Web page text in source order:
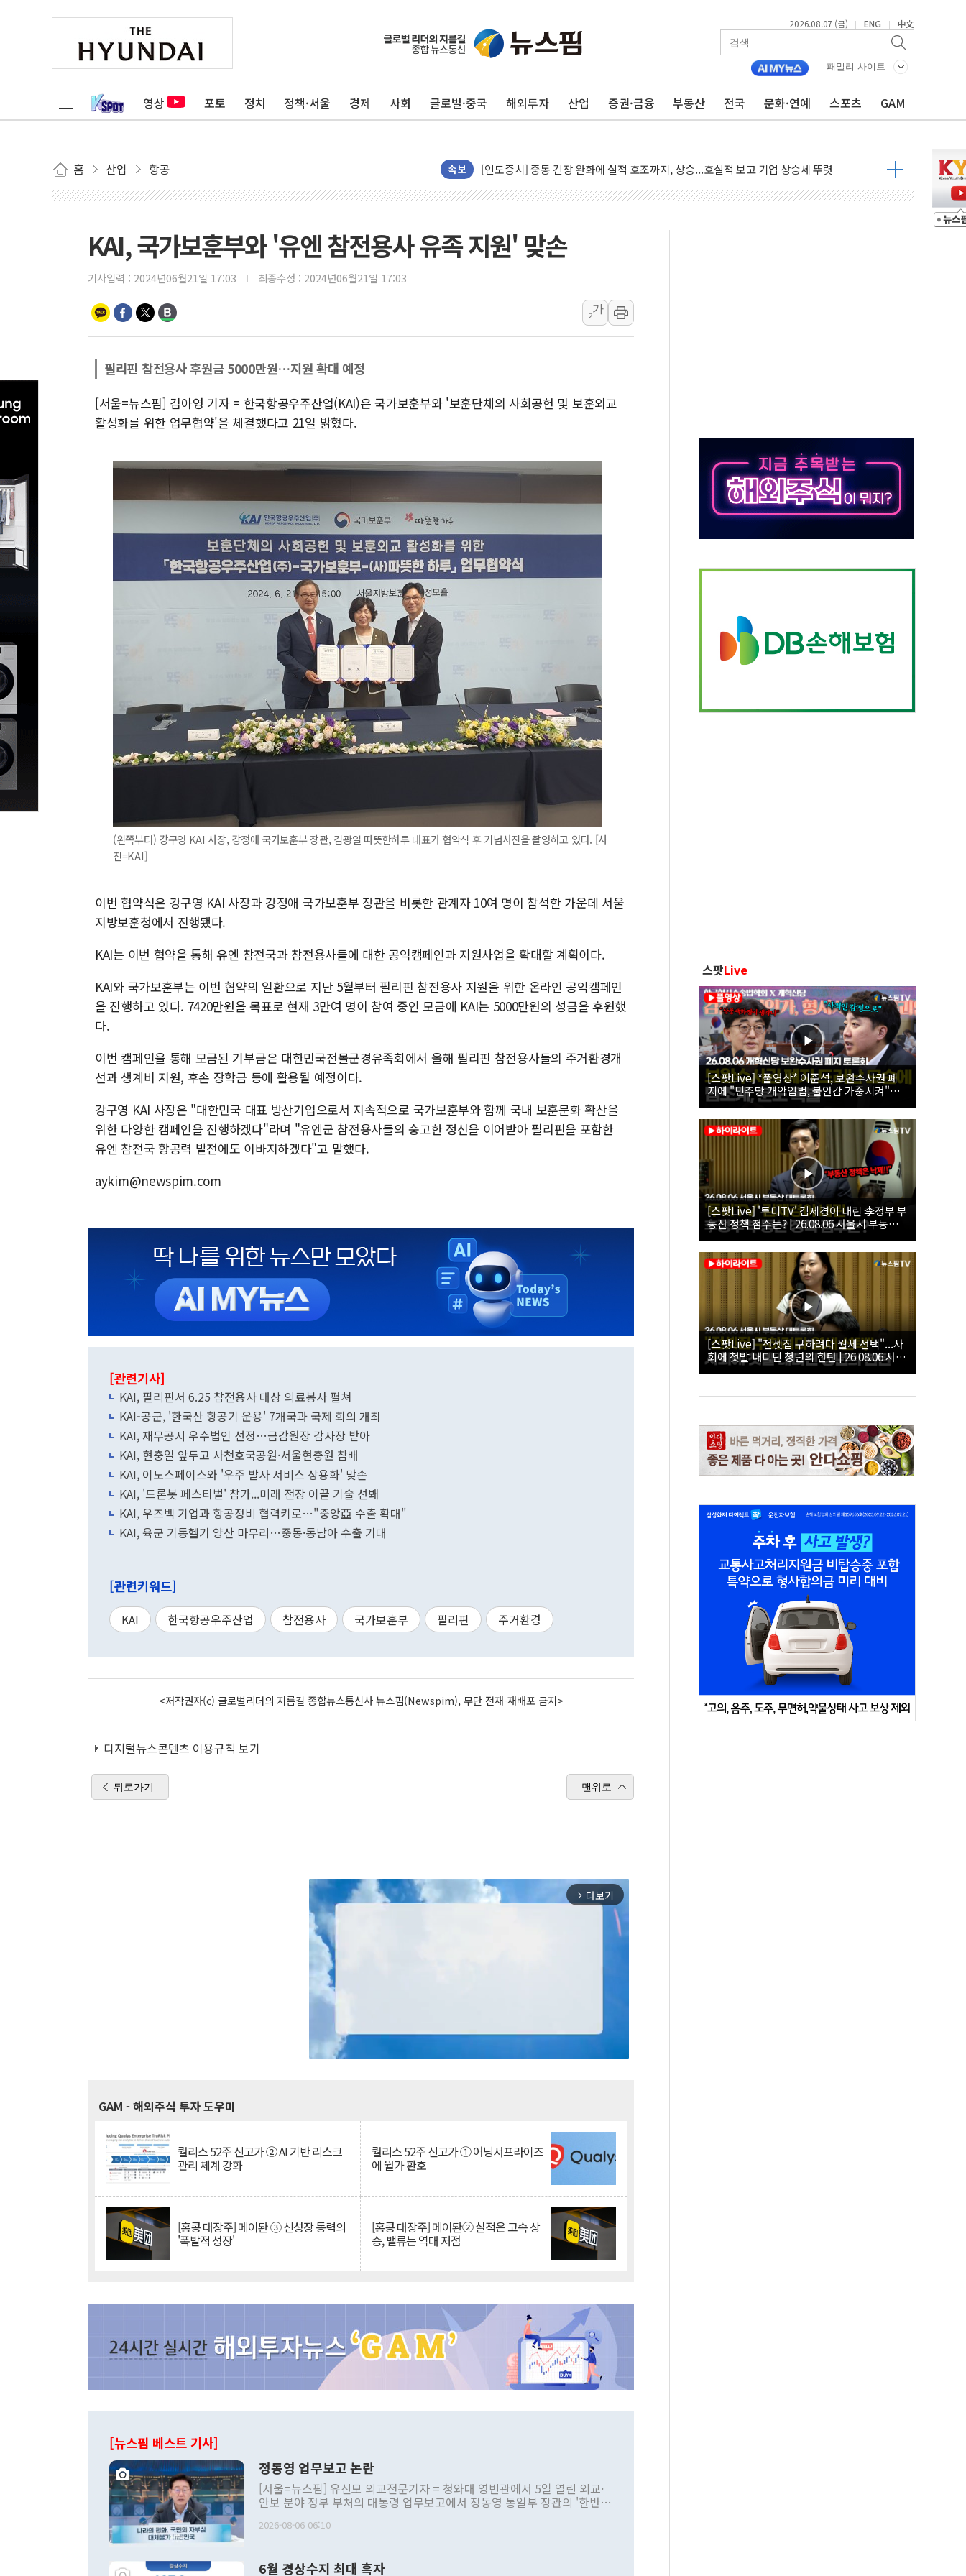
2026.08.07 (금) | ENG | 中文
패밀리 사이트
영상 포토 정치 정책·서울 경제 사회 글로벌·중국 해외투자 산업 증권·금융 부동산 전국 문화·연예 스포츠 GAM
홈 산업 항공 속보
구광모, 내주 실리콘밸리서 젠슨 황 재회…로봇·AI 데이터센터·모빌리티 구체화
뉴욕증시 개장 전 특징주...모더나·아이온큐·도어대시↑ VS 샌디스크·피그마·앱러빈↓
뉴욕증시 프리뷰, 미 주가선물 AI주 차익실현 속 혼조세...웨스턴디지털·샌디스크↓
청와대, 북한 단거리 탄도미사일 발사에 긴급 안보 점검회의
[인도증시] 중동 긴장 완화에 실적 호조까지, 상승...호실적 보고 기업 상승세 뚜렷
러, 1인칭시점 드론으로 우크라 민간인 '사파리' 공격… 시민들 공포감 극대화 전략
'월가의 황제' 다이먼 "금융시장 레버리지 위험수위…숨은 차입이 더 큰 변수"
양주 섬유염색공장서 화재 1명 중상…대응 1단계 진압 중
해군 1함대 창설 80주년…지역과 함께하는 '선봉'의 대민 봉사
[3보] 북, 원산서 동해로 단거리 탄도미사일 1발 발사… 올해 10번째·42일 만 도발
우크라 드론 전술, 중남미 콜롬비아에 새 안보 위기… 반군·마약카르텔이 습득해 전투 활용
구미 폐염산처리업체서 불 2시간30여분만에 진화...외국인 노동자 숨져
KAI, 국가보훈부와 '유엔 참전용사 유족 지원' 맞손
기사입력 : 2024년06월21일 17:03 최종수정 : 2024년06월21일 17:03
가
가
필리핀 참전용사 후원금 5000만원…지원 확대 예정
[서울=뉴스핌] 김아영 기자 = 한국항공우주산업(KAI)은 국가보훈부와 '보훈단체의 사회공헌 및 보훈외교
활성화를 위한 업무협약'을 체결했다고 21일 밝혔다.
(왼쪽부터) 강구영 KAI 사장, 강정애 국가보훈부 장관, 김광일 따뜻한하루 대표가 협약식 후 기념사진을 촬영하고 있다. [사
진=KAI]
이번 협약식은 강구영 KAI 사장과 강정애 국가보훈부 장관을 비롯한 관계자 10여 명이 참석한 가운데 서울
지방보훈청에서 진행됐다.
KAI는 이번 협약을 통해 유엔 참전국과 참전용사들에 대한 공익캠페인과 지원사업을 확대할 계획이다.
KAI와 국가보훈부는 이번 협약의 일환으로 지난 5월부터 필리핀 참전용사 지원을 위한 온라인 공익캠페인
을 진행하고 있다. 7420만원을 목표로 현재 3만여 명이 참여 중인 모금에 KAI는 5000만원의 성금을 후원했
다.
이번 캠페인을 통해 모금된 기부금은 대한민국전몰군경유족회에서 올해 필리핀 참전용사들의 주거환경개
선과 생계비 지원, 후손 장학금 등에 활용될 예정이다.
강구영 KAI 사장은 "대한민국 대표 방산기업으로서 지속적으로 국가보훈부와 함께 국내 보훈문화 확산을
위한 다양한 캠페인을 진행하겠다"라며 "유엔군 참전용사들의 숭고한 정신을 이어받아 필리핀을 포함한
유엔 참전국 항공력 발전에도 이바지하겠다"고 말했다.
aykim@newspim.com
[관련기사]
KAI, 필리핀서 6.25 참전용사 대상 의료봉사 펼쳐
KAI-공군, '한국산 항공기 운용' 7개국과 국제 회의 개최
KAI, 재무공시 우수법인 선정…금감원장 감사장 받아
KAI, 현충일 앞두고 사천호국공원·서울현충원 참배
KAI, 이노스페이스와 '우주 발사 서비스 상용화' 맞손
KAI, '드론봇 페스티벌' 참가...미래 전장 이끌 기술 선봬
KAI, 우즈벡 기업과 항공정비 협력키로…"중앙亞 수출 확대"
KAI, 육군 기동헬기 양산 마무리…중동·동남아 수출 기대
[관련키워드]
KAI 한국항공우주산업 참전용사 국가보훈부 필리핀 주거환경
<저작권자(c) 글로벌리더의 지름길 종합뉴스통신사 뉴스핌(Newspim), 무단 전재-재배포 금지>
디지털뉴스콘텐츠 이용규칙 보기
뒤로가기 맨위로
arrow_forward_ios 더보기
GAM - 해외주식 투자 도우미
퀄리스 52주 신고가 ② AI 기반 리스크
관리 체계 강화
퀄리스 52주 신고가 ① 어닝서프라이즈
에 월가 환호
[홍콩 대장주] 메이퇀 ③ 신성장 동력의
'폭발적 성장'
[홍콩 대장주] 메이퇀② 실적은 고속 상
승, 밸류는 역대 저점
[뉴스핌 베스트 기사]
정동영 업무보고 논란
[서울=뉴스핌] 유신모 외교전문기자 = 청와대 영빈관에서 5일 열린 외교·
안보 분야 정부 부처의 대통령 업무보고에서 정동영 통일부 장관의 '한반도
발언 중에는 정부 내 조율을 거치지 않은 사안을 정책으로 추진하겠다고 공
주의적 희망에 근거한 비현실적 구상'이라는 비판을 내놨다. 그동안 정 장
2026-08-06 06:10
6월 경상수지 최대 흑자
스팟Live
[스팟Live] *풀영상* 이준석, 보완수사권 폐
지에 "민주당 개악입법, 불안감 가중시켜"｜
26.08.06 개혁신당 보완수사권 폐지 토론회
[스팟Live] '투미TV' 김제경이 내린 李정부 부
동산 정책 점수는? | 26.08.06 서울시 부동산
대토론회
[스팟Live] "전셋집 구하려다 월세 선택"...사
회에 첫발 내디딘 청년의 한탄 | 26.08.06 서울
시 부동산 대토론회